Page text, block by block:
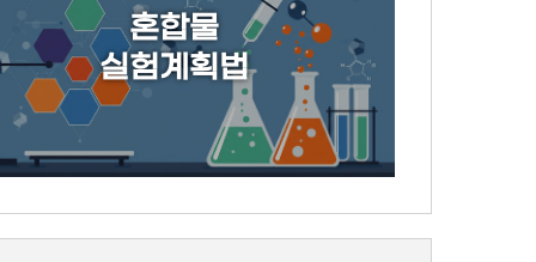
혼합물
실험계획법